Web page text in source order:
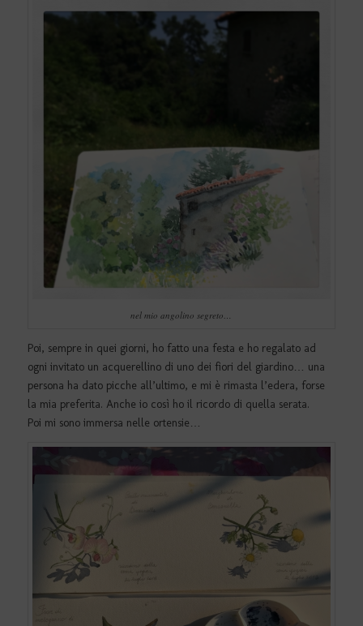
nel mio angolino segreto…
Poi, sempre in quei giorni, ho fatto una festa e ho regalato ad
ogni invitato un acquerellino di uno dei fiori del giardino… una
persona ha dato picche all’ultimo, e mi è rimasta l’edera, forse
la mia preferita. Anche io così ho il ricordo di quella serata.
Poi mi sono immersa nelle ortensie…